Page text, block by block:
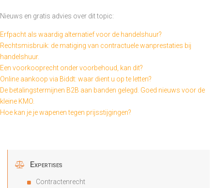
Nieuws en gratis advies over dit topic:
Erfpacht als waardig alternatief voor de handelshuur?
Rechtsmisbruik: de matiging van contractuele wanprestaties bij
handelshuur.
Een voorkooprecht onder voorbehoud, kan dit?
Online aankoop via Biddt: waar dient u op te letten?
De betalingstermijnen B2B aan banden gelegd. Goed nieuws voor de
kleine KMO.
Hoe kan je je wapenen tegen prijsstijgingen?
Expertises
Contractenrecht